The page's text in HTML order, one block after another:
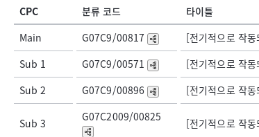
CPC 분류 코드
타이틀
Main
G07C9/00817
[전기적으로 작
Sub 1
G07C9/00571
[전기적으로 작
Sub 2
G07C9/00896 [전기적으로 작
Sub 3 G07C2009/00825 [전기적으로 작